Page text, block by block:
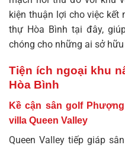
kiện thuận lợi cho việc kết
thự Hòa Bình tại đây,
chóng cho những ai sở hữu
Tiện ích ngoại khu
Hòa Bình
Kề cận sân golf
villa Queen Valley
Queen Valley tiếp giáp